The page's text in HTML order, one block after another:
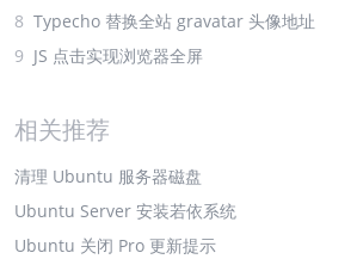
8 Typecho 替换全站 gravatar 头像地址
9 JS 点击实现浏览器全屏
相关推荐
清理 Ubuntu 服务器磁盘
Ubuntu Server 安装若依系统
Ubuntu 关闭 Pro 更新提示